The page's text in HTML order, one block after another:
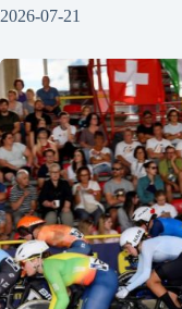
2026-07-21